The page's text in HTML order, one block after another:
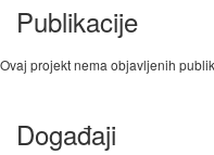
Publikacije
Ovaj projekt nema objavljenih
Događaji